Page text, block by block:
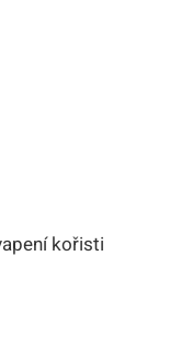
kořisti